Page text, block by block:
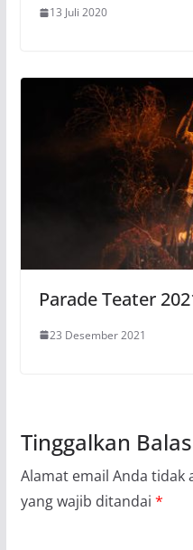
13 Juli 2020
Parade Teater
23 Desember 2021
Tinggalkan
Alamat email Anda tidak
yang wajib ditandai *